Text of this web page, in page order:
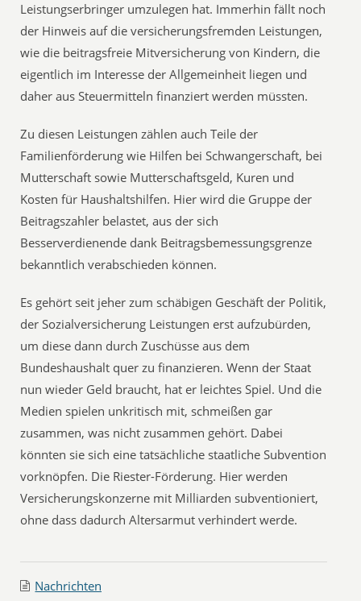
Leistungserbringer umzulegen hat. Immerhin fällt noch
der Hinweis auf die versicherungsfremden Leistungen,
wie die beitragsfreie Mitversicherung von Kindern, die
eigentlich im Interesse der Allgemeinheit liegen und
daher aus Steuermitteln finanziert werden müssten.
Zu diesen Leistungen zählen auch Teile der
Familienförderung wie Hilfen bei Schwangerschaft, bei
Mutterschaft sowie Mutterschaftsgeld, Kuren und
Kosten für Haushaltshilfen. Hier wird die Gruppe der
Beitragszahler belastet, aus der sich
Besserverdienende dank Beitragsbemessungsgrenze
bekanntlich verabschieden können.
Es gehört seit jeher zum schäbigen Geschäft der Politik,
der Sozialversicherung Leistungen erst aufzubürden,
um diese dann durch Zuschüsse aus dem
Bundeshaushalt quer zu finanzieren. Wenn der Staat
nun wieder Geld braucht, hat er leichtes Spiel. Und die
Medien spielen unkritisch mit, schmeißen gar
zusammen, was nicht zusammen gehört. Dabei
könnten sie sich eine tatsächliche staatliche Subvention
vorknöpfen. Die Riester-Förderung. Hier werden
Versicherungskonzerne mit Milliarden subventioniert,
ohne dass dadurch Altersarmut verhindert werde.
Nachrichten